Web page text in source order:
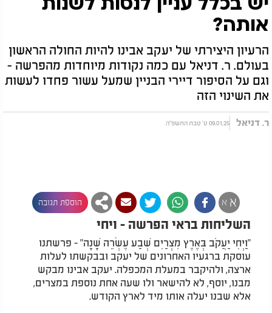
אותה?
הרעיון היצירתי של יעקב אבינו להיות החולה הראשון
בעולם. ר. דניאל עם כמה נקודות מיוחדות מהפרשה -
וגם על הסיפור דיירי הבניין שמעל עשור פחדו לעשות
את השינוי הזה
ר. דניאל 09.01.25 ט' טבת התשפ"ה
א א הוספת תגובה
השליחות בראי הפרשה - ויחי
"וַיְחִי יַעֲקֹב בְּאֶרֶץ מִצְרַיִם שְׁבַע עֶשְׂרֵה שָׁנָה" - פרשתנו
עוסקת ברגעיו האחרונים של יעקב ובבקשתו לעלות
ארצה, ולהיקבר במעלת המכפלה. יעקב אבינו מבקש
מבנו, יוסף, לא להישאר ולו שעה אחת נוספת במצרים,
אלא שבנו יעלה אותו מיד לארץ הקודש.